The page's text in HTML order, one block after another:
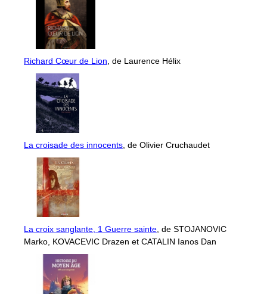
Richard Cœur de Lion, de Laurence Hélix
La croisade des innocents, de Olivier Cruchaudet
La croix sanglante, 1 Guerre sainte, de STOJANOVIC
Marko, KOVACEVIC Drazen et CATALIN Ianos Dan